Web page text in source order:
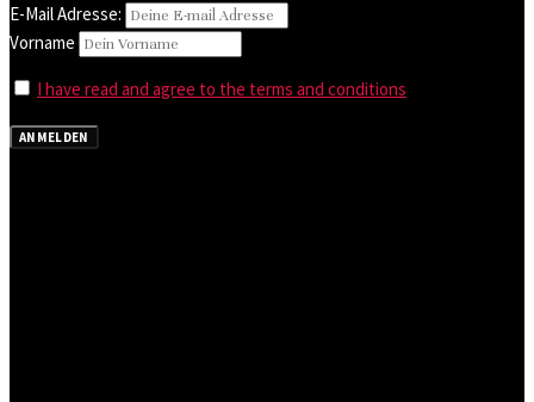
E-Mail Adresse:
Vorname
I have read and agree to the terms and conditions
ANMELDEN